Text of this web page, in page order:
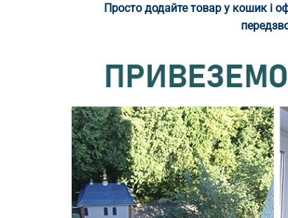
Просто додайте товар у кошик і